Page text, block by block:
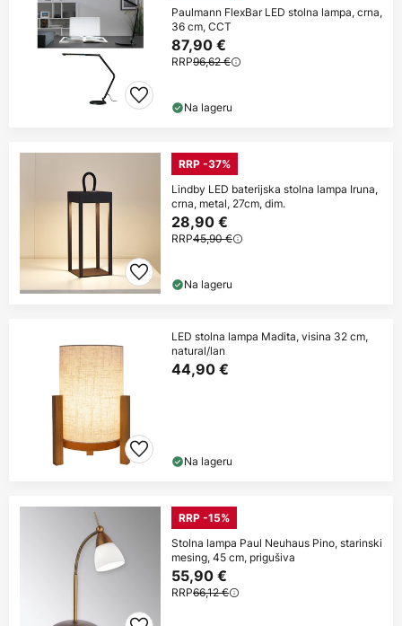
Paulmann FlexBar LED stolna lampa, crna,
36 cm, CCT
87,90 €
RRP96,62 €
Na lageru
RRP -37%
Lindby LED baterijska stolna lampa Iruna,
crna, metal, 27cm, dim.
28,90 €
RRP45,90 €
Na lageru
LED stolna lampa Madita, visina 32 cm,
natural/lan
44,90 €
Na lageru
RRP -15%
Stolna lampa Paul Neuhaus Pino, starinski
mesing, 45 cm, prigušiva
55,90 €
RRP66,12 €